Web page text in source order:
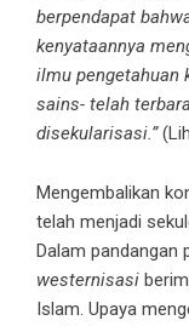
berpendapat
kenyataannya
ilmu pengetahuan
sains- telah
disekularisasi.”
Mengembalikan
telah menjadi
Dalam pandangan
westernisasi
Islam. Upaya